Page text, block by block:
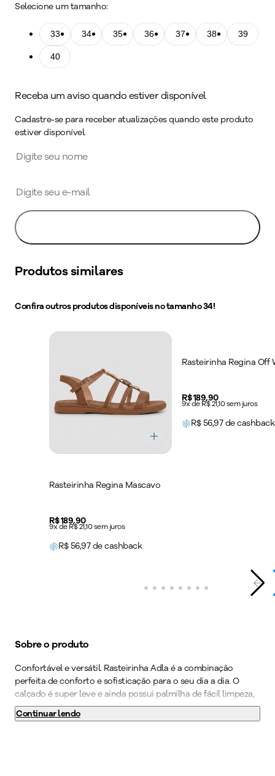
Selecione um tamanho:
Tamanho: 33
33 Tamanho: 34
34 Tamanho: 35
35 Tamanho: 36
36 Tamanho: 37
37 Tamanho: 38
38 Tamanho: 39
39
Tamanho: 40
40
Receba um aviso quando estiver disponível
Cadastre-se para receber atualizações quando este produto
estiver disponível.
Produtos similares
Confira outros produtos disponíveis no tamanho34!
Rasteirinha Regina Mascavo
Price:
R$ 189,90
9x de R$ 21,10 sem juros
R$56,97de cashback
Rasteirinha Regina Off
Price:
R$ 189,90
9x de R$ 21,10 sem juros
R$56,97de cashback
Sobre o produto
Confortável e versátil. Rasteirinha Adla é a combinação
perfeita de conforto e sofisticação para o seu dia a dia. O
calçado é super leve e ainda possui palmilha de fácil limpeza,
super amortecimento e solado superaderente tornando-o
indispensável para quem precisa ficar horas de pé no
Continuar lendo